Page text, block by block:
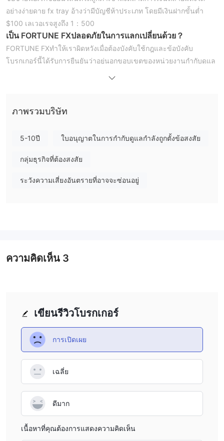
อย่างง่ายดาย fx tray อ้างว่ามีบัญชีห้าประเภท โดยมีเงินฝากขั้นต่ำ
$100 เลเวอเรจสูงถึง 1：500
เป็นFORTUNE FXปลอดภัยในการแลกเปลี่ยนด้วย ？
FORTUNE FXทำให้เราผิดหวังเมื่อต้องบังคับใช้กฎและข้อบังคับ
โบรกเกอร์นี้ได้รับการยืนยันว่าอยู่นอกขอบเขตของหน่วยงานกำกับดูแล
โปรดจำไว้ว่าการซื้อขายกับโบรกเกอร์ฟอเร็กซ์ที่ไม่ได้รับการควบคุม
ลงทุนควรตรวจสอบสถานะการกำกับดูแลโบรกเกอร์ฟอเร็กซ์ใน
ตราสารตลาด
แพลตฟอร์มการซื้อขาย ซึ่งรวมถึงฟอเร็กซ์ สินค้าโภคภัณฑ์ และ
Starter ก็เพียงพอแล้ว อย่างไรก็ตาม เงินฝากขั้นต่ำที่จำเป็นสำหรับ
ในกรณีนี้ ดูเหมือนว่าโบรกเกอร์พร้อมที่จะถอนเงินที่ฝากของนักลงทุน
วิธีเริ่มต้นซื้อขายกับ
เปิดบัญชีและเริ่มซื้อขายกับ FORTUNE FX เป็นกระบวนการที่ง่ายและ
สะดวก โดยมีขั้นตอนดังต่อไปนี้:
1. คลิกลิงก์ “เปิดบัญชีจริง” กรอกข้อมูลที่จำเป็นในแบบฟอร์มลงทะเบียน
คุณต้องการ
3. เริ่มต้นซื้อขายกับบริษัทนายหน้าแห่งนี้
สเปรด & ค่าคอมมิชชั่น
ภาพรวมบริษัท
5-10ปี ใบอนุญาตในการกำกับดูแลกำลังถูกตั้งข้อสงสัย
กลุ่มธุรกิจที่ต้องสงสัย
ระวังความเสี่ยงอันตรายที่อาจจะซ่อนอยู่
เขียนรีวิวโบรกเกอร์
การเปิดเผย
เฉลี่ย
ดีมาก
เนื้อหาที่คุณต้องการแสดงความคิดเห็น
ความคิดเห็น 3